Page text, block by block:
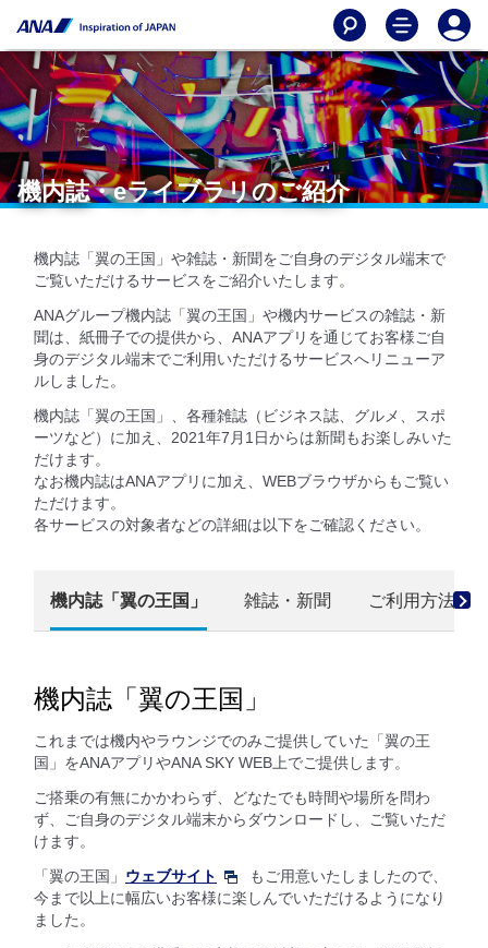
機内誌・eライブラリのご紹介
機内誌「翼の王国」や雑誌・新聞をご自身のデジタル端末で
ご覧いただけるサービスをご紹介いたします。
ANAグループ機内誌「翼の王国」や機内サービスの雑誌・新
聞は、紙冊子での提供から、ANAアプリを通じてお客様ご自
身のデジタル端末でご利用いただけるサービスへリニューア
ルしました。
機内誌「翼の王国」、各種雑誌（ビジネス誌、グルメ、スポ
ーツなど）に加え、2021年7月1日からは新聞もお楽しみいた
だけます。
なお機内誌はANAアプリに加え、WEBブラウザからもご覧い
ただけます。
各サービスの対象者などの詳細は以下をご確認ください。
機内誌「翼の王国」 雑誌・新聞 ご利用方法
機内誌「翼の王国」
これまでは機内やラウンジでのみご提供していた「翼の王
国」をANAアプリやANA SKY WEB上でご提供します。
ご搭乗の有無にかかわらず、どなたでも時間や場所を問わ
ず、ご自身のデジタル端末からダウンロードし、ご覧いただ
けます。
「翼の王国」 ウェブサイト
もご用意いたしましたので、
今まで以上に幅広いお客様に楽しんでいただけるようになり
ました。